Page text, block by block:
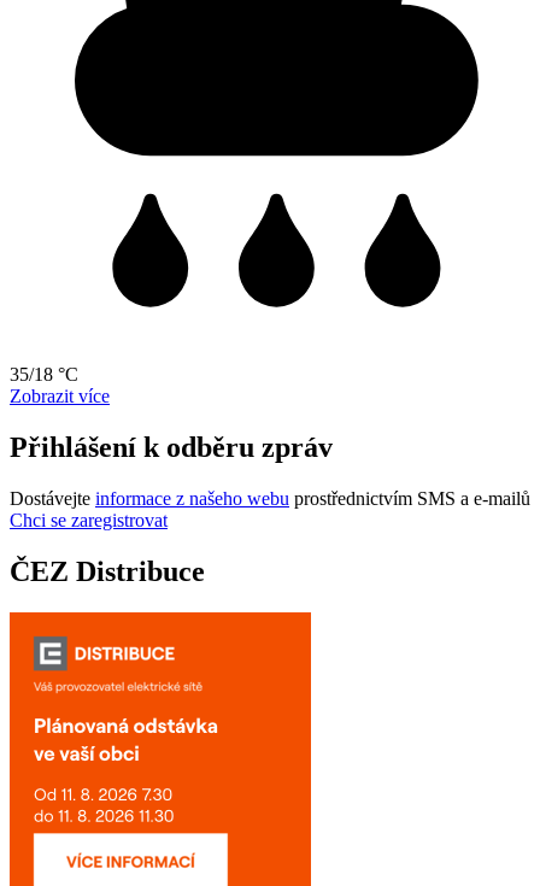
35/18 °C
Zobrazit více
Přihlášení k odběru zpráv
Dostávejte informace z našeho webu prostřednictvím SMS a e-mailů
Chci se zaregistrovat
ČEZ Distribuce